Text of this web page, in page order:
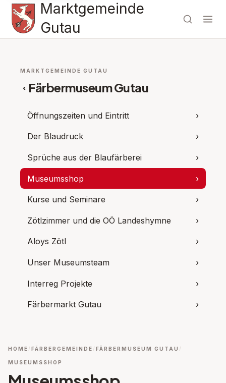
Marktgemeinde
Gutau
MARKTGEMEINDE GUTAU
‹ Färbermuseum Gutau
Öffnungszeiten und Eintritt ›
Der Blaudruck ›
Sprüche aus der Blaufärberei ›
Museumsshop ›
Kurse und Seminare ›
Zötlzimmer und die OÖ Landeshymne ›
Aloys Zötl ›
Unser Museumsteam ›
Interreg Projekte ›
Färbermarkt Gutau ›
HOME FÄRBERGEMEINDE FÄRBERMUSEUM GUTAU
MUSEUMSSHOP